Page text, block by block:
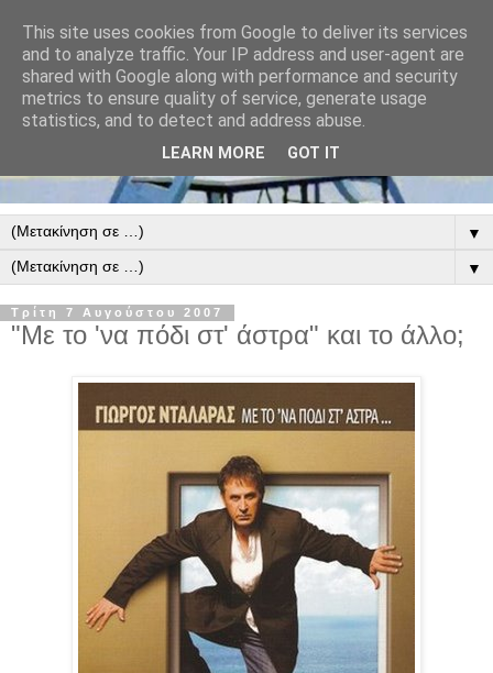
▼
▼
Τρίτη 7 Αυγούστου 2007
"Με το 'να πόδι στ' άστρα" και το άλλο;
This site uses cookies from Google to deliver its services
and to analyze traffic. Your IP address and user-agent are
shared with Google along with performance and security
metrics to ensure quality of service, generate usage
statistics, and to detect and address abuse.
LEARN MORE GOT IT